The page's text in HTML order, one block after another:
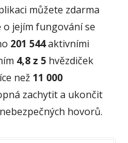
můžete zdarma
o jejím fungování se
201 544aktivními
4,8 z 5 hvězdiček
než 11 000
zachytit a ukončit
hovorů.